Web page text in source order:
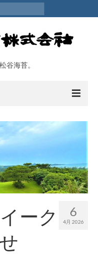
谷海苔。
6
4月 2026
ーク